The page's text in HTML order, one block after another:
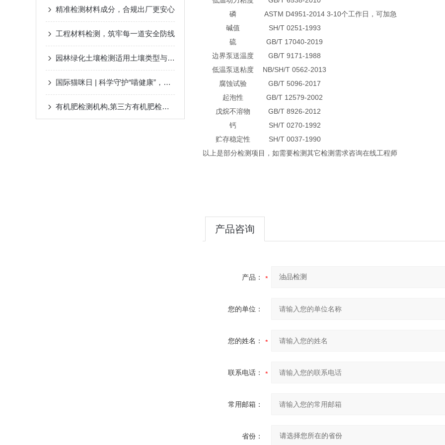
精准检测材料成分，合规出厂更安心
工程材料检测，筑牢每一道安全防线
园林绿化土壤检测适用土壤类型与特殊问题处理
国际猫咪日 | 科学守护“喵健康”，从读懂猫粮检测报告开始
有机肥检测机构,第三方有机肥检测单位，国联质检
3-10个工作日，可加急
磷
ASTM D4951-2014
碱值
SH/T 0251-1993
硫
GB/T 17040-2019
边界泵送温度
GB/T 9171-1988
低温泵送粘度
NB/SH/T 0562-2013
腐蚀试验
GB/T 5096-2017
起泡性
GB/T 12579-2002
戊烷不溶物
GB/T 8926-2012
钙
SH/T 0270-1992
贮存稳定性
SH/T 0037-1990
以上是部分检测项目，如需要检测其它检测需求咨询在线工程师
产品咨询
产品：
您的单位：
您的姓名：
联系电话：
常用邮箱：
省份：